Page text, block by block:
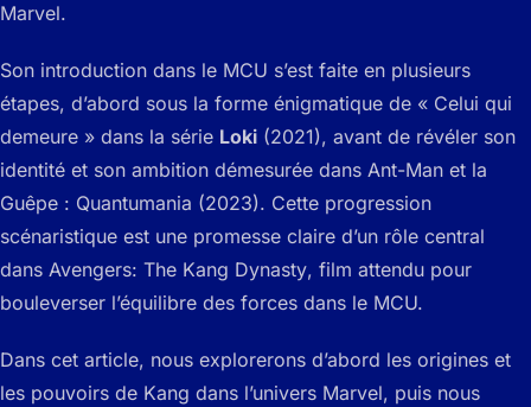
Marvel.
Son introduction dans le MCU s’est faite en plusieurs
étapes, d’abord sous la forme énigmatique de « Celui qui
demeure » dans la série Loki (2021), avant de révéler son
identité et son ambition démesurée dans Ant-Man et la
Guêpe : Quantumania (2023). Cette progression
scénaristique est une promesse claire d’un rôle central
dans Avengers: The Kang Dynasty, film attendu pour
bouleverser l’équilibre des forces dans le MCU.
Dans cet article, nous explorerons d’abord les origines et
les pouvoirs de Kang dans l’univers Marvel, puis nous